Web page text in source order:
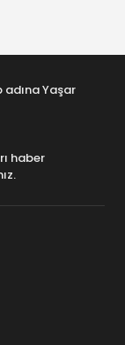
adına Yaşar
haber